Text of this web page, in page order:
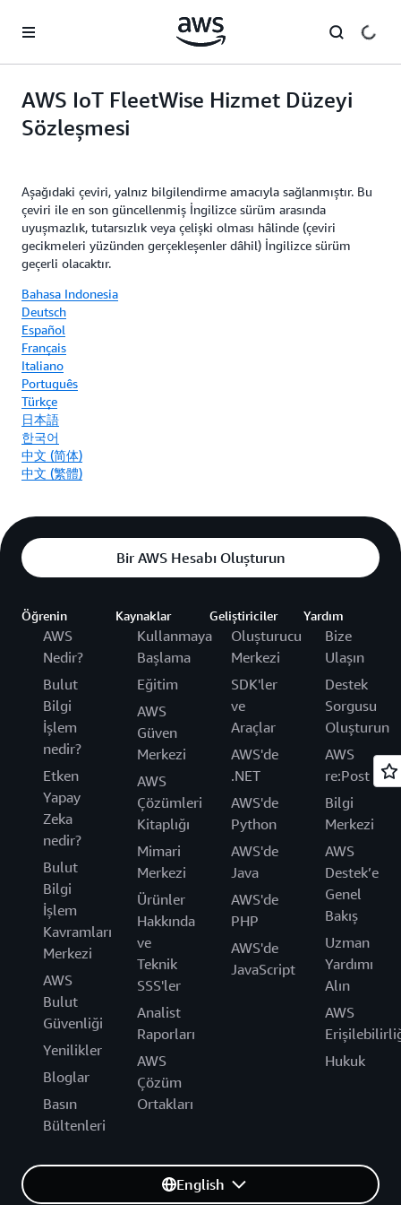
AWS IoT FleetWise Hizmet Düzeyi
Sözleşmesi
Aşağıdaki çeviri, yalnız bilgilendirme amacıyla sağlanmıştır. Bu
çeviri ile en son güncellenmiş İngilizce sürüm arasında
uyuşmazlık, tutarsızlık veya çelişki olması hâlinde (çeviri
gecikmeleri yüzünden gerçekleşenler dâhil) İngilizce sürüm
geçerli olacaktır.
Bahasa Indonesia
Deutsch
Español
Français
Italiano
Português
Türkçe
日本語
한국어
中文 (简体)
中文 (繁體)
Bir AWS Hesabı Oluşturun
Öğrenin
AWS
Nedir?
Bulut
Bilgi
İşlem
nedir?
Etken
Yapay
Zeka
nedir?
Bulut
Bilgi
İşlem
Kavramları
Merkezi
AWS
Bulut
Güvenliği
Yenilikler
Bloglar
Basın
Bültenleri
Kaynaklar
Kullanmaya
Başlama
Eğitim
AWS
Güven
Merkezi
AWS
Çözümleri
Kitaplığı
Mimari
Merkezi
Ürünler
Hakkında
ve
Teknik
SSS'ler
Analist
Raporları
AWS
Çözüm
Ortakları
Geliştiriciler
Oluşturucu
Merkezi
SDK'ler
ve
Araçlar
AWS'de
.NET
AWS'de
Python
AWS'de
Java
AWS'de
PHP
AWS'de
JavaScript
Yardım
Bize
Ulaşın
Destek
Sorgusu
Oluşturun
AWS
re:Post
Bilgi
Merkezi
AWS
Destek’e
Genel
Bakış
Uzman
Yardımı
Alın
AWS
Hukuk
English